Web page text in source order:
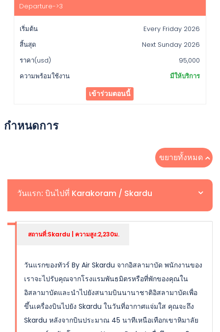
Every Friday 2026
Next Sunday 2026
95,000
มีให้บริการ
เข้าร่วมตอนนี้
กำหนดการ
ขยายทั้งหมด
วันแรก: บินไปที่ Karakoram / Skardu
สถานที่:Skardu | ความสูง:2,230ม.
วันแรกของทัวร์ By Air Skardu จากอิสลามาบัด พนักงานของ
เราจะไปรับคุณจากโรงแรมพันธมิตรหรือที่พักของคุณใน
อิสลามาบัดและนำไปยังสนามบินนานาชาติอิสลามาบัดเพื่อ
ขึ้นเครื่องบินไปยัง Skardu ในวันที่อากาศแจ่มใส คุณจะถึง
Skardu หลังจากบินประมาณ 45 นาทีเหนือเทือกเขาหิมาลัย